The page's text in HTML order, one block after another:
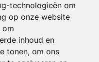
technologieën om
op onze website
om
inhoud en
tonen, om ons